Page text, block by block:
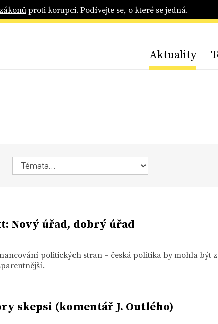
proti korupci. Podívejte se, o které se jedná.
Aktuality
Nový úřad, dobrý úřad
politických stran – česká politika by mohla být
skepsi (komentář J. Outlého)